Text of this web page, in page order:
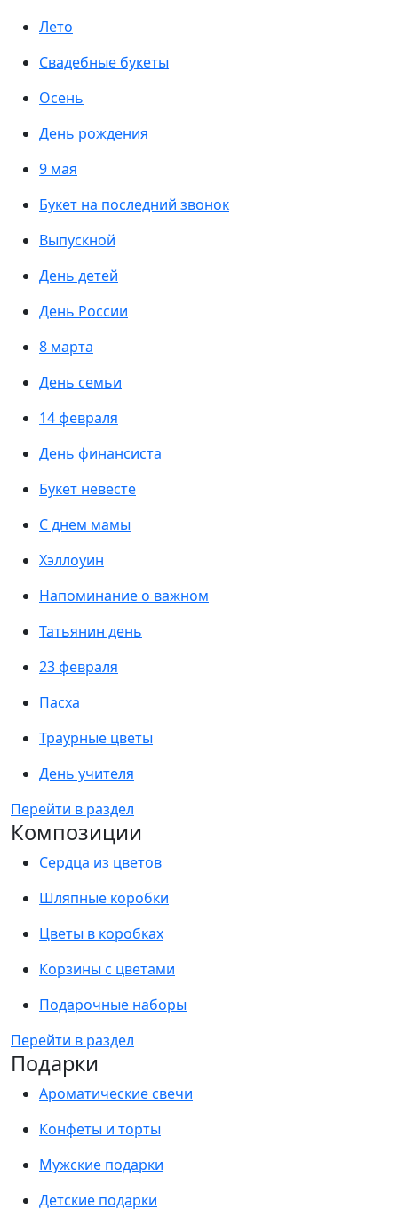
Лето
Свадебные букеты
Осень
День рождения
9 мая
Букет на последний звонок
Выпускной
День детей
День России
8 марта
День семьи
14 февраля
День финансиста
Букет невесте
С днем мамы
Хэллоуин
Напоминание о важном
Татьянин день
23 февраля
Пасха
Траурные цветы
День учителя
Перейти в раздел
Композиции
Сердца из цветов
Шляпные коробки
Цветы в коробках
Корзины с цветами
Подарочные наборы
Перейти в раздел
Подарки
Ароматические свечи
Конфеты и торты
Мужские подарки
Детские подарки